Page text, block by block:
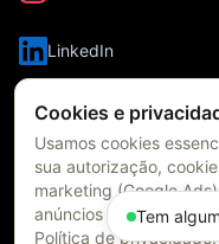
LinkedIn
Tem
Cookies e
Usamos cookies
sua autorização,
marketing (Google
anúncios relevantes.
Política de privacidade.